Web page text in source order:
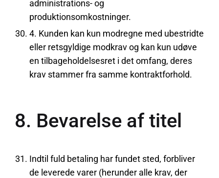
administrations- og
produktionsomkostninger.
4. Kunden kan kun modregne med ubestridte
eller retsgyldige modkrav og kan kun udøve
en tilbageholdelsesret i det omfang, deres
krav stammer fra samme kontraktforhold.
8. Bevarelse af titel
Indtil fuld betaling har fundet sted, forbliver
de leverede varer (herunder alle krav, der